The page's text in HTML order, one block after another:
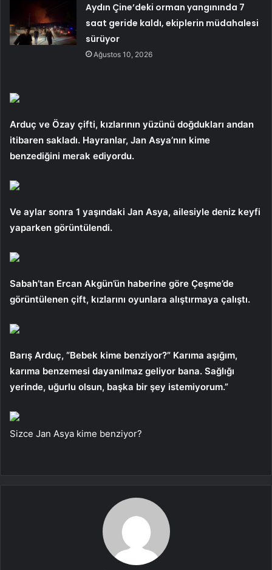
Aydın Çine’deki orman yangınında 7
saat geride kaldı, ekiplerin müdahalesi
sürüyor
Ağustos 10, 2026
Arduç ve Özay çifti, kızlarının yüzünü doğdukları andan
itibaren sakladı. Hayranlar, Jan Asya’nın kime
benzediğini merak ediyordu.
Ve aylar sonra 1 yaşındaki Jan Asya, ailesiyle deniz keyfi
yaparken görüntülendi.
Sabah’tan Ercan Akgün’ün haberine göre Çeşme’de
görüntülenen çift, kızlarını oyunlara alıştırmaya çalıştı.
Barış Arduç, “Bebek kime benziyor?” Karıma aşığım,
karıma benzemesi dayanılmaz geliyor bana. Sağlığı
yerinde, uğurlu olsun, başka bir şey istemiyorum.”
Sizce Jan Asya kime benziyor?